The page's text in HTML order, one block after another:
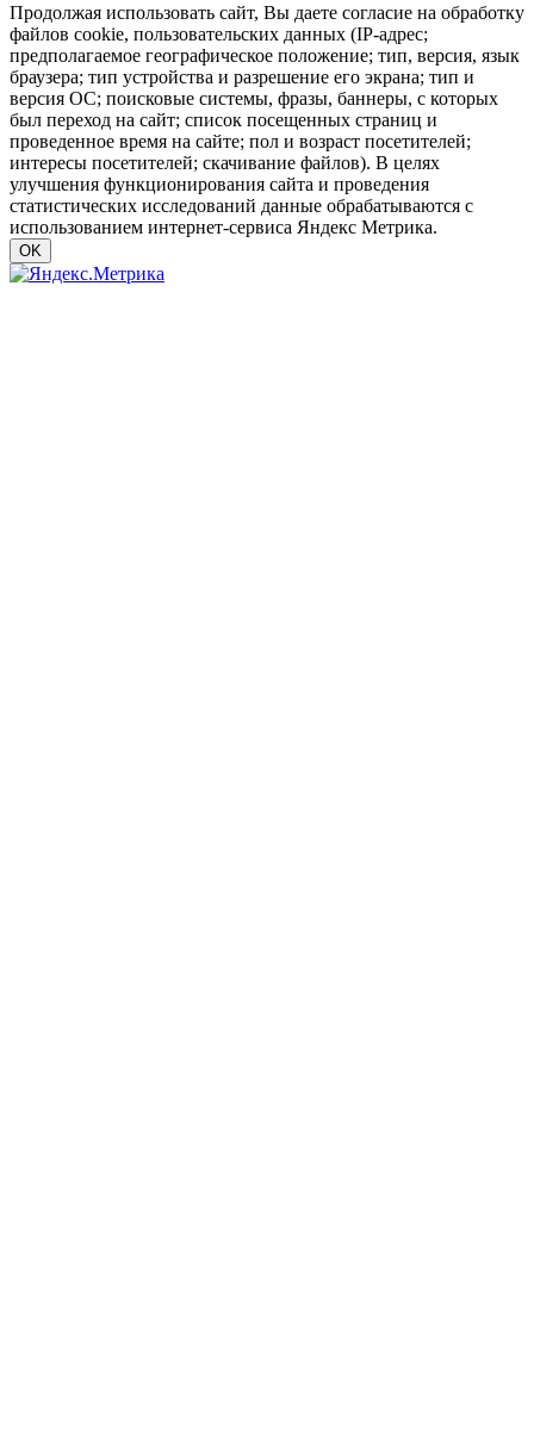
Продолжая использовать сайт, Вы даете согласие на обработку
файлов cookie, пользовательских данных (IP-адрес;
предполагаемое географическое положение; тип, версия, язык
браузера; тип устройства и разрешение его экрана; тип и
версия ОС; поисковые системы, фразы, баннеры, с которых
был переход на сайт; список посещенных страниц и
проведенное время на сайте; пол и возраст посетителей;
интересы посетителей; скачивание файлов). В целях
улучшения функционирования сайта и проведения
статистических исследований данные обрабатываются с
использованием интернет-сервиса Яндекс Метрика.
OK